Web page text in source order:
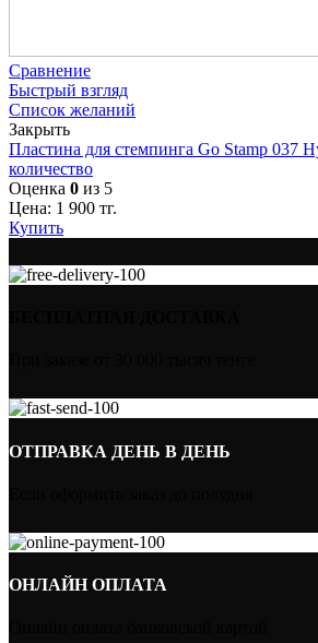
Сравнение
Быстрый взгляд
Список желаний
Закрыть
Пластина для стемпинга Go Stamp 037
количество
Оценка 0 из 5
Цена: 1 900 тг.
Купить
ОТПРАВКА ДЕНЬ В ДЕНЬ
ОНЛАЙН ОПЛАТА